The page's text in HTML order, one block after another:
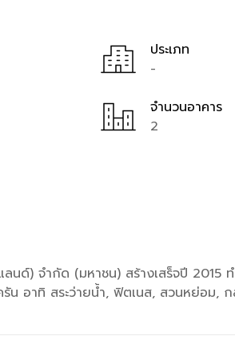
ประเภท
-
จำนวนอาคาร
2
ด์) จำกัด (มหาชน) สร้างเสร็จปี 2015
น อาทิ สระว่ายน้ำ, ฟิตเนส, สวนหย่อม,